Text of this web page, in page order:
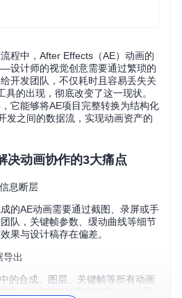
程中，After Effects（AE）动画的
设计师的视觉创意需要通过繁琐的
开发团队，不仅耗时且容易丢失关
的出现，彻底改变了这一现状。
它能够将AE项目完整转换为结构化
发之间的数据流，实现动画资产的
决动画协作的3大痛点
息断层
的AE动画需要通过截图、录屏或手
队，关键帧参数、缓动曲线等细节
果与设计稿存在偏差。
导出
的合成、图层、关键帧等所有动画